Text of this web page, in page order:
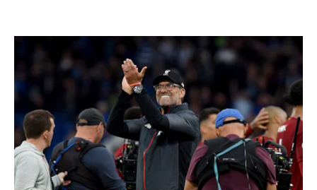
Watch Spotting: サッカー・プレミアリーグの監督たちが
持つ時計とは